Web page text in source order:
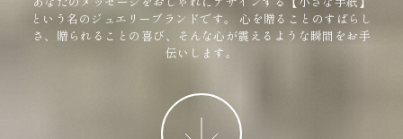
という名のジュエリーブランドです。
心を贈ることのすばらし
さ、贈られることの喜び、そんな心が震えるような瞬間をお手
伝いします。